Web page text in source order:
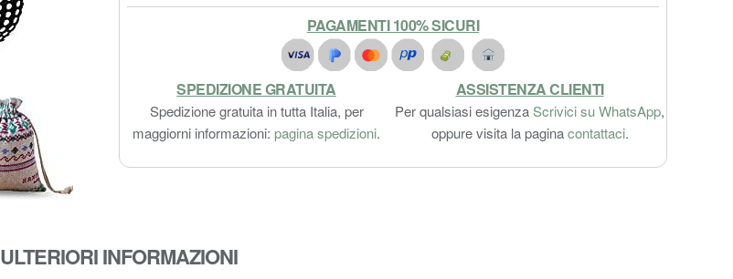
PAGAMENTI 100% SICURI
ASSISTENZA CLIENTI
Per qualsiasi esigenzaScrivici su WhatsApp,
oppure visita la paginacontattaci.
SPEDIZIONE GRATUITA
Spedizione gratuita in tutta Italia, per
maggiorni informazioni: pagina spedizioni.
ULTERIORI INFORMAZIONI